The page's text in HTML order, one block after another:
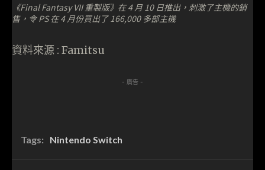
《Final Fantasy VII 重製版》在 4 月 10 日推出，刺激了主機的銷
售，令 PS 在 4 月份買出了 166,000 多部主機
資料來源 : Famitsu
- 廣告 -
Tags: Nintendo Switch